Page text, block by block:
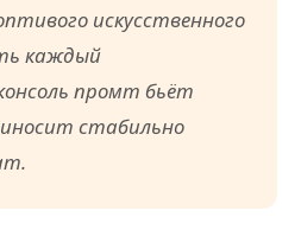
искусственного
каждый
промт бьёт
стабильно